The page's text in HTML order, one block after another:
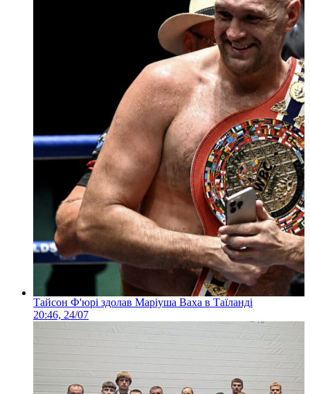
Тайсон Ф'юрі здолав Маріуша Ваха в Таїланді
20:46, 24/07